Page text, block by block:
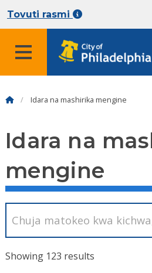
Tovuti rasmi
Idara na mashirika mengine
Idara na
mengine
Showing 123 results